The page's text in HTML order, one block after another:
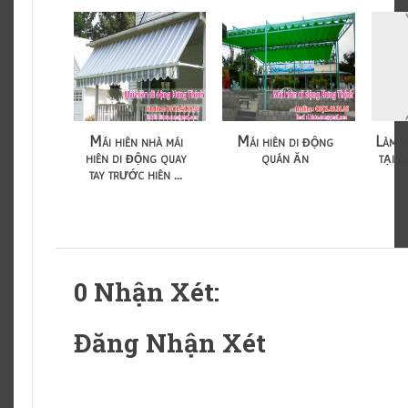
Mái hiên nhà mái
hiên di động quay
tay trước hiên ...
Mái hiên di động
quán ăn
Làm
tại
0 Nhận Xét:
Đăng Nhận Xét